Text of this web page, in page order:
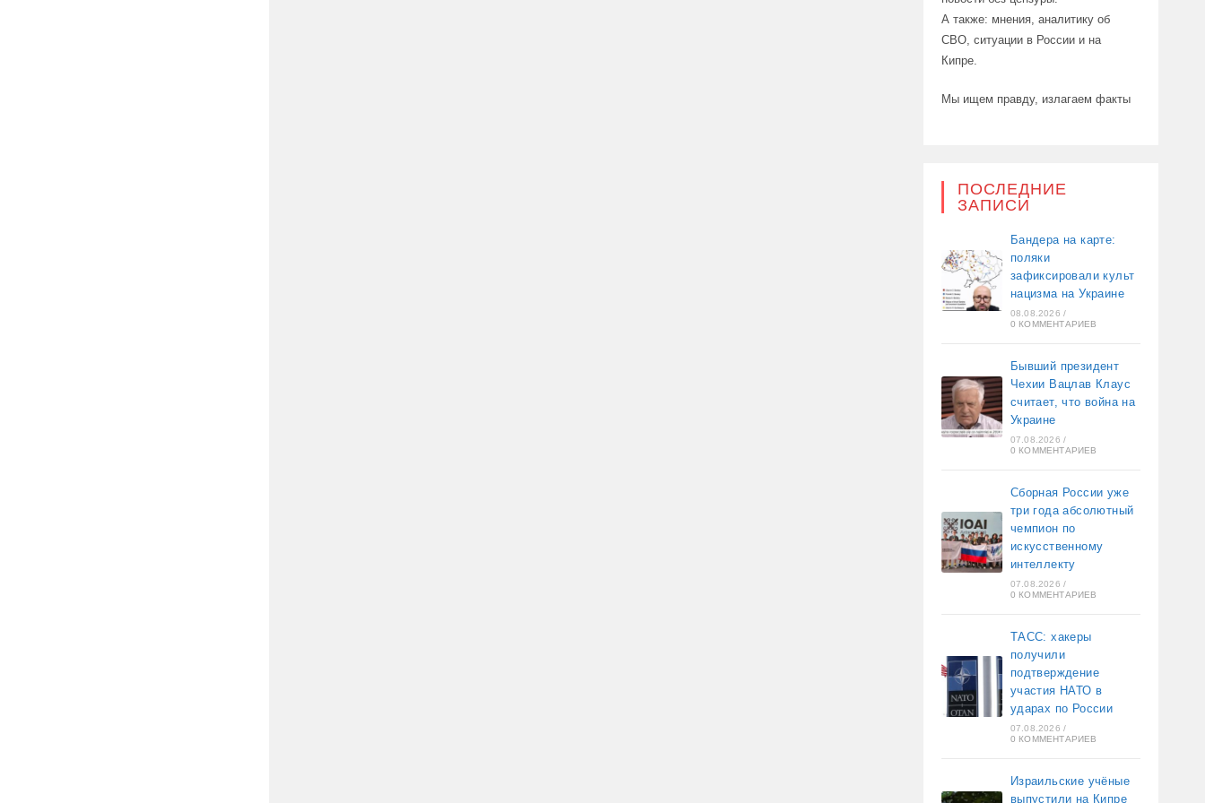
А также: мнения, аналитику об
СВО, ситуации в России и на
Кипре.
Мы ищем правду, излагаем факты
ПОСЛЕДНИЕ
ЗАПИСИ
Бандера на карте:
поляки
зафиксировали культ
нацизма на Украине
08.08.2026 /
0 КОММЕНТАРИЕВ
Бывший президент
Чехии Вацлав Клаус
считает, что война на
Украине
07.08.2026 /
0 КОММЕНТАРИЕВ
Сборная России уже
три года абсолютный
чемпион по
искусственному
интеллекту
07.08.2026 /
0 КОММЕНТАРИЕВ
ТАСС: хакеры
получили
подтверждение
участия НАТО в
ударах по России
07.08.2026 /
0 КОММЕНТАРИЕВ
Израильские учёные
выпустили на Кипре